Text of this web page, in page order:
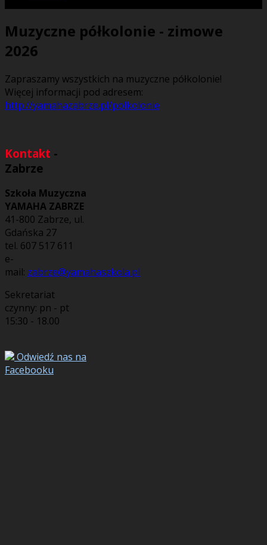
Muzyczne półkolonie - zimowe
2026
Zapraszamy wszystkich na muzyczne półkolonie!
Więcej informacji pod adresem:
http://yamahazabrze.pl/polkolonie
Kontakt -
Zabrze
Szkoła Muzyczna
YAMAHA ZABRZE
41-800 Zabrze, ul.
Gdańska 27
tel. 607 517 611
e-
mail: zabrze@yamahaszkola.pl
Sekretariat
czynny: pn - pt
15:30 - 18.00
Odwiedź nas na
Facebooku